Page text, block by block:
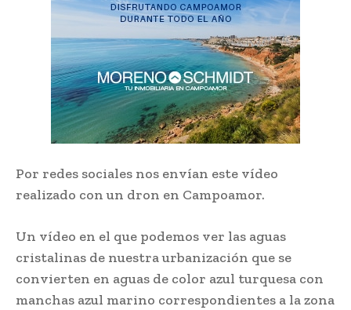
Por redes sociales nos envían este vídeo
realizado con un dron en Campoamor.
Un vídeo en el que podemos ver las aguas
cristalinas de nuestra urbanización que se
convierten en aguas de color azul turquesa con
manchas azul marino correspondientes a la zona